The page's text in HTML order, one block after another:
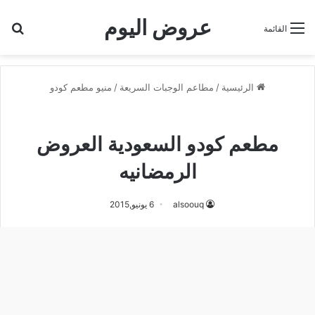
عروض اليوم القائمة
الرئيسية / مطاعم الوجبات السريعة / منيو مطعم كودو
مطعم كودو السعودية العروض
الرمضانيه
alsoouq 6 يونيو,2015